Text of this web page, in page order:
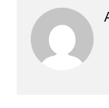
e
b
o
er